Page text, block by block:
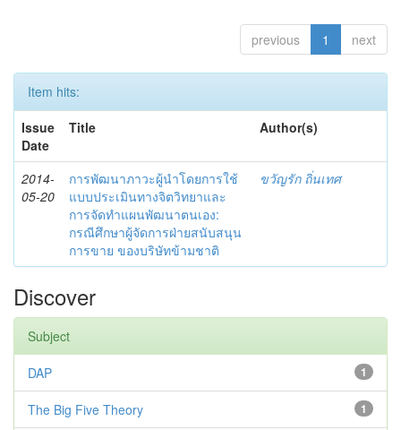
previous 1 next
Item hits:
Issue
Date
Title Author(s)
2014-
05-20
การพัฒนาภาวะผู้นำโดยการใช้
แบบประเมินทางจิตวิทยาและ
การจัดทำแผนพัฒนาตนเอง:
กรณีศึกษาผู้จัดการฝ่ายสนับสนุน
การขาย ของบริษัทข้ามชาติ
ขวัญรัก ถิ่นเทศ
Discover
Subject
1
DAP
1
The Big Five Theory